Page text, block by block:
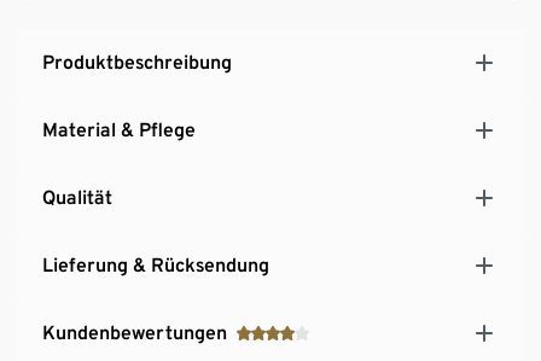
Produktbeschreibung
Material & Pflege
Qualität
Lieferung & Rücksendung
Kundenbewertungen